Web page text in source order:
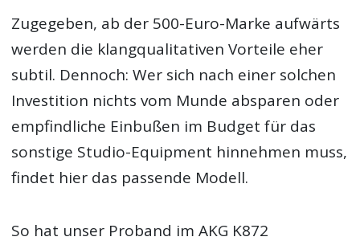
Zugegeben, ab der 500-Euro-Marke aufwärts
werden die klangqualitativen Vorteile eher
subtil. Dennoch: Wer sich nach einer solchen
Investition nichts vom Munde absparen oder
empfindliche Einbußen im Budget für das
sonstige Studio-Equipment hinnehmen muss,
findet hier das passende Modell.
So hat unser Proband im AKG K872